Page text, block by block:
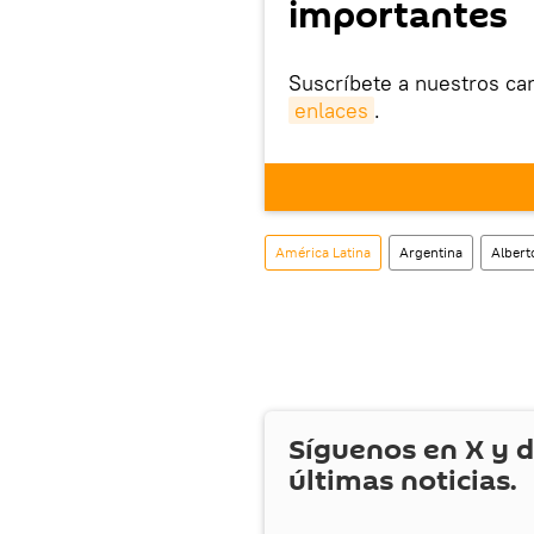
importantes
Suscríbete a nuestros
enlaces .
puedes
móvil (¡solo para
También tenemos una
América Latina Argentina
Síguenos en X y
últimas noticias.